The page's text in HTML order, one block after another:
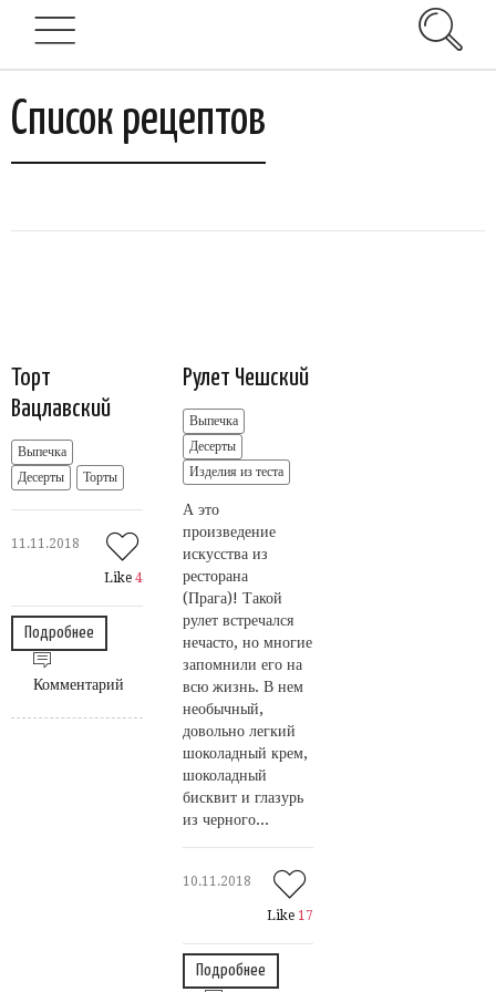
Список рецептов
Торт
Вацлавский
Выпечка
Десерты
Торты
11.11.2018
Like 4
Подробнее
Комментарий
Рулет Чешский
Выпечка
Десерты
Изделия из теста
А это
произведение
искусства из
ресторана
(Прага)! Такой
рулет встречался
нечасто, но многие
запомнили его на
всю жизнь. В нем
необычный,
довольно легкий
шоколадный крем,
шоколадный
бисквит и глазурь
из черного...
10.11.2018
Like17
Подробнее